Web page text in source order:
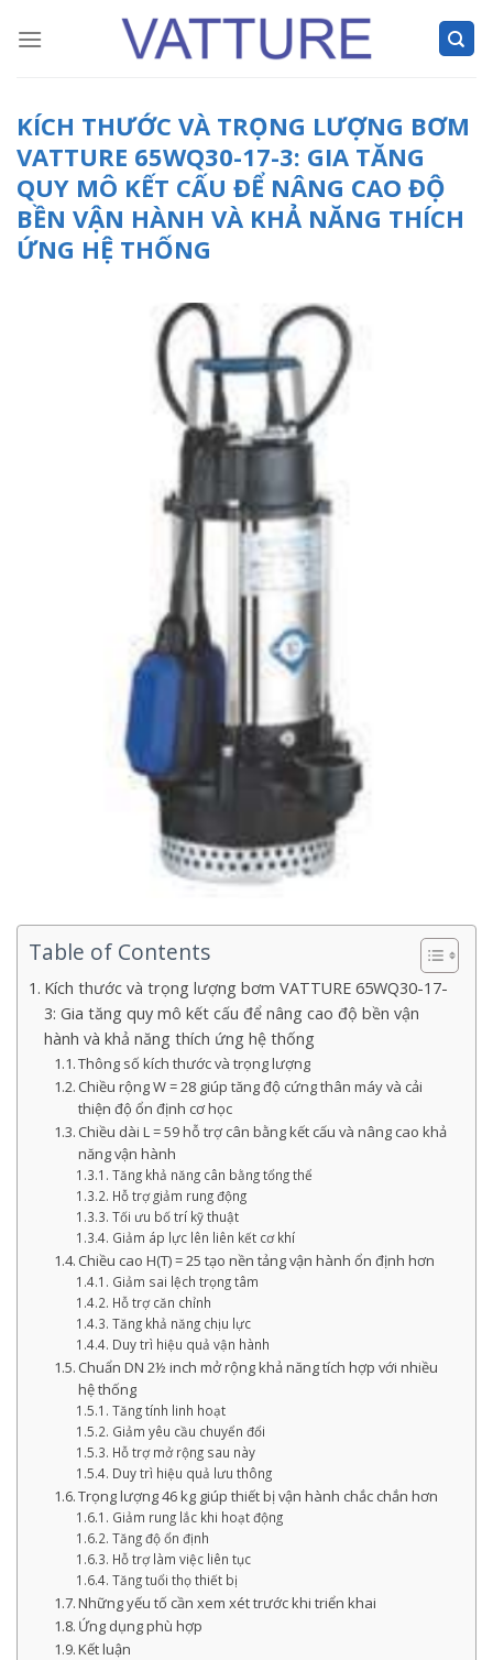
KÍCH THƯỚC VÀ TRỌNG LƯỢNG BƠM
VATTURE 65WQ30-17-3: GIA TĂNG
QUY MÔ KẾT CẤU ĐỂ NÂNG CAO ĐỘ
BỀN VẬN HÀNH VÀ KHẢ NĂNG THÍCH
ỨNG HỆ THỐNG
Table of Contents
Kích thước và trọng lượng bơm VATTURE 65WQ30-17-
3: Gia tăng quy mô kết cấu để nâng cao độ bền vận
hành và khả năng thích ứng hệ thống
Thông số kích thước và trọng lượng
Chiều rộng W = 28 giúp tăng độ cứng thân máy và cải
thiện độ ổn định cơ học
Chiều dài L = 59 hỗ trợ cân bằng kết cấu và nâng cao khả
năng vận hành
Tăng khả năng cân bằng tổng thể
Hỗ trợ giảm rung động
Tối ưu bố trí kỹ thuật
Giảm áp lực lên liên kết cơ khí
Chiều cao H(T) = 25 tạo nền tảng vận hành ổn định hơn
Giảm sai lệch trọng tâm
Hỗ trợ căn chỉnh
Tăng khả năng chịu lực
Duy trì hiệu quả vận hành
Chuẩn DN 2½ inch mở rộng khả năng tích hợp với nhiều
hệ thống
Tăng tính linh hoạt
Giảm yêu cầu chuyển đổi
Hỗ trợ mở rộng sau này
Duy trì hiệu quả lưu thông
Trọng lượng 46 kg giúp thiết bị vận hành chắc chắn hơn
Giảm rung lắc khi hoạt động
Tăng độ ổn định
Hỗ trợ làm việc liên tục
Tăng tuổi thọ thiết bị
Những yếu tố cần xem xét trước khi triển khai
Ứng dụng phù hợp
Kết luận